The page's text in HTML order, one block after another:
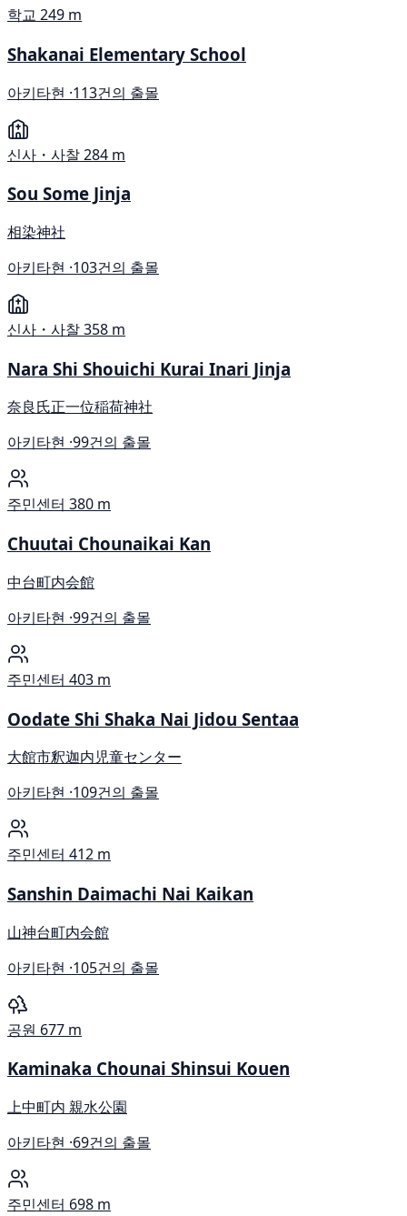
학교 249 m
Shakanai Elementary School
아키타현 ·113건의 출몰
신사・사찰284 m
Sou Some Jinja
相染神社
아키타현 ·103건의 출몰
신사・사찰358 m
Nara Shi Shouichi Kurai Inari Jinja
奈良氏正一位稲荷神社
아키타현 ·99건의 출몰
주민센터 380 m
Chuutai Chounaikai Kan
中台町内会館
아키타현 ·99건의 출몰
주민센터 403 m
Oodate Shi Shaka Nai Jidou Sentaa
大館市釈迦内児童センター
아키타현 ·109건의 출몰
주민센터 412 m
Sanshin Daimachi Nai Kaikan
山神台町内会館
아키타현 ·105건의 출몰
공원 677 m
Kaminaka Chounai Shinsui Kouen
上中町内 親水公園
아키타현 ·69건의 출몰
주민센터 698 m